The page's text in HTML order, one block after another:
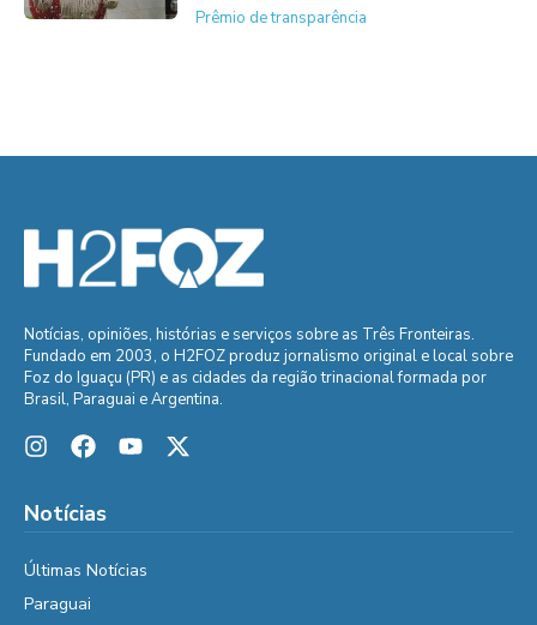
Prêmio de transparência
Notícias, opiniões, histórias e serviços sobre as Três Fronteiras.
Fundado em 2003, o H2FOZ produz jornalismo original e local sobre
Foz do Iguaçu (PR) e as cidades da região trinacional formada por
Brasil, Paraguai e Argentina.
Notícias
Últimas Notícias
Paraguai